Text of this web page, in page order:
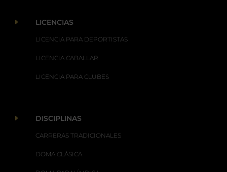
E LICENCIAS
LICENCIA PARA DEPORTISTAS
LICENCIA CABALLAR
LICENCIA PARA CLUBES
E DISCIPLINAS
CARRERAS TRADICIONALES
DOMA CLÁSICA